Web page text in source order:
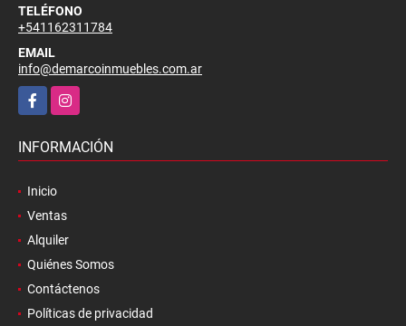
TELÉFONO
+541162311784
EMAIL
info@demarcoinmuebles.com.ar
FacebookInstagram
INFORMACIÓN
Inicio
Ventas
Alquiler
Quiénes Somos
Contáctenos
Políticas de privacidad